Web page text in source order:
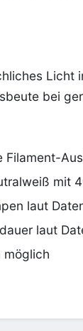
bei
Filament-
mit
laut
laut
möglich